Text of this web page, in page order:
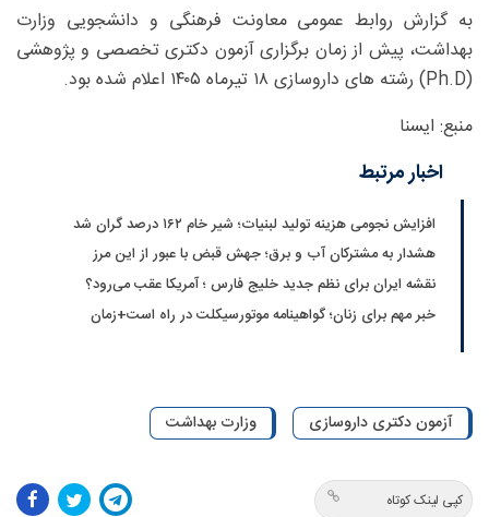
به گزارش روابط عمومی معاونت فرهنگی و دانشجویی وزارت
بهداشت، پیش از زمان برگزاری آزمون دکتری تخصصی و پژوهشی
(Ph.D) رشته های داروسازی ۱۸ تیرماه ۱۴۰۵ اعلام شده بود.
منبع: ایسنا
اخبار مرتبط
افزایش نجومی هزینه تولید لبنیات؛ شیر خام ۱۶۲ درصد گران شد
هشدار به مشترکان آب و برق؛ جهش قبض با عبور از این مرز
نقشه ایران برای نظم جدید خلیج فارس ؛ آمریکا عقب می‌رود؟
خبر مهم برای زنان؛ گواهینامه موتورسیکلت در راه است+زمان
آزمون دکتری داروسازی وزارت بهداشت
کپی لینک کوتاه